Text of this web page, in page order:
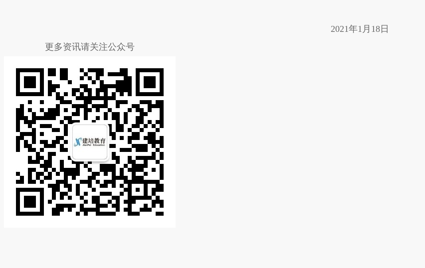
2021年1月18日
更多资讯请关注公众号